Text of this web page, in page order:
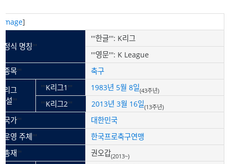
image]
정식 명칭'''
'''한글''': K리그
'''영문''': K League
종목'''
축구
리그
설'''
'''K리그1 ''' 1983년 5월 8일(43주년)
'''K리그2''' 2013년 3월 16일(13주년)
국가'''
대한민국
운영 주체 '''
한국프로축구연맹
총재''' 권오갑(2013~)